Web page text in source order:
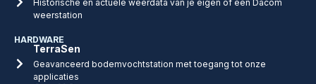
Historische én actuele weerdata van je eigen of een Dacom
weerstation
HARDWARE
TerraSen
Geavanceerd bodemvochtstation met toegang tot onze
applicaties